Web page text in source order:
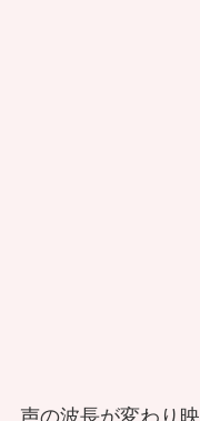
声の波長が変わり